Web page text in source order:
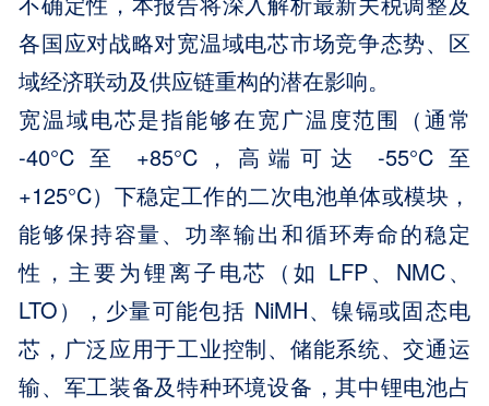
各国应对战略对宽温域电芯市场竞争态势、区
域经济联动及供应链重构的潜在影响。
宽温域电芯是指能够在宽广温度范围（通常
-40°C 至 +85°C，高端可达 -55°C 至
+125°C）下稳定工作的二次电池单体或模块，
能够保持容量、功率输出和循环寿命的稳定
性，主要为锂离子电芯（如 LFP、NMC、
LTO），少量可能包括 NiMH、镍镉或固态电
芯，广泛应用于工业控制、储能系统、交通运
输、军工装备及特种环境设备，其中锂电池占